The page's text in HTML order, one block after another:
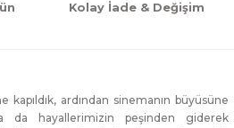
Kolay İade & Değişim
ardından sinemanın büyüsüne
da hayallerimizin peşinden giderek